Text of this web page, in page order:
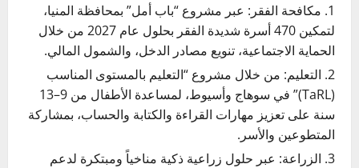
مكافحة الفقر: عبر مشروع “باب أمل” بمحافظة المنيا،
لتمكين 470 أسرة شديدة الفقر بحلول عام 2027 من خلال
الحماية الاجتماعية، تنويع مصادر الدخل، والشمول المالي.
التعليم: من خلال مشروع “التعليم بالمستوى المناسب
(TaRL)” في سوهاج وأسيوط، لمساعدة الأطفال من 9–13
سنة على تعزيز مهارات القراءة والكتابة والحساب، بمشاركة
المتطوعين والأسر.
الزراعة: عبر حلول زراعية ذكية مناخياً ومبتكرة لدعم